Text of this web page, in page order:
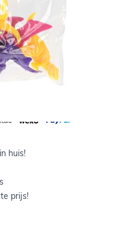
winkelwagen
huis!
prijs!